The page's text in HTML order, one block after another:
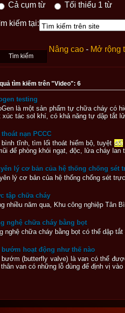
Cả cụm từ Tối thiểu 1 từ
kiếm tại:
Nâng cao - Mở rộng
tìm kiếm trên "Video": 6
testing
là một sản phẩm tự chữa cháy có
xúc tác sol khí, có khả năng tự dập tắt
thoát nạn PCCC
bình tĩnh, tìm lối thoát hiểm bộ, tuyệt đối
để phòng khói ngạt, độc, lửa cháy lan
lý cơ bản của hệ thống chống sét
lý cơ bản của hệ thống chống sét
tập chữa cháy
nhiều năm qua, Khu công nghiệp Tân
nghệ chữa cháy bằng bọt
nghệ chữa cháy bằng bọt có thể dập
bướm hoạt động như thế nào
bướm (butterfly valve) là van có thể
van có những lỗ dùng để định vị